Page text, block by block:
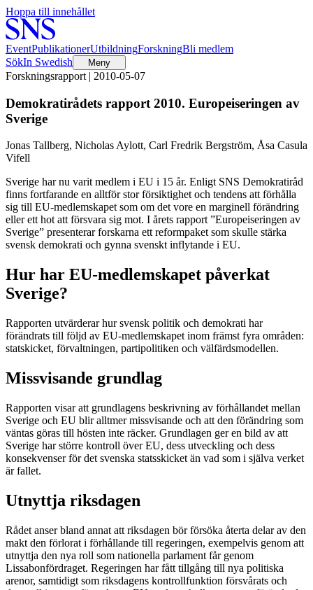
Hoppa till innehållet
EventPublikationerUtbildningForskningBli medlem
SökIn Swedish Meny
Forskningsrapport | 2010-05-07
Demokratirådets rapport 2010. Europeiseringen av
Sverige
Jonas Tallberg, Nicholas Aylott, Carl Fredrik Bergström, Åsa Casula
Vifell
Sverige har nu varit medlem i EU i 15 år. Enligt SNS Demokratiråd
finns fortfarande en alltför stor försiktighet och tendens att förhålla
sig till EU-medlemskapet som om det vore en marginell förändring
eller ett hot att försvara sig mot. I årets rapport ”Europeiseringen av
Sverige” presenterar forskarna ett reformpaket som skulle stärka
svensk demokrati och gynna svenskt inflytande i EU.
Hur har EU-medlemskapet påverkat
Sverige?
Rapporten utvärderar hur svensk politik och demokrati har
förändrats till följd av EU-medlemskapet inom främst fyra områden:
statskicket, förvaltningen, partipolitiken och välfärdsmodellen.
Missvisande grundlag
Rapporten visar att grundlagens beskrivning av förhållandet mellan
Sverige och EU blir alltmer missvisande och att den förändring som
väntas göras till hösten inte räcker. Grundlagen ger en bild av att
Sverige har större kontroll över EU, dess utveckling och dess
konsekvenser för det svenska statsskicket än vad som i själva verket
är fallet.
Utnyttja riksdagen
Rådet anser bland annat att riksdagen bör försöka återta delar av den
makt den förlorat i förhållande till regeringen, exempelvis genom att
utnyttja den nya roll som nationella parlament får genom
Lissabonfördraget. Regeringen har fått tillgång till nya politiska
arenor, samtidigt som riksdagens kontrollfunktion försvårats och